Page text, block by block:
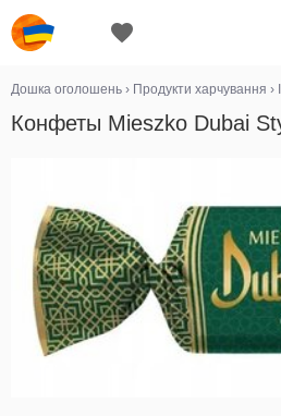
Дошка оголошень › Продукти харчування ›
Конфеты Mieszko Dubai